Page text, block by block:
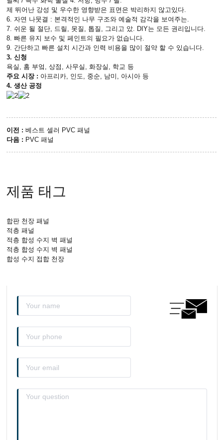
제 뛰어난 강성 및 우수한 영향받은 표면은 박리하지 않고있다.
6. 자연 나뭇결 : 본격적인 나무 구조와 예술적 감각을 보여주는.
7. 쉬운 될 절단, 드릴, 못질, 톱질, 그리고 았. DIY는 모든 권리입니다.
8. 빠른 유지 보수 및 페인트의 필요가 없습니다.
9. 간단하고 빠른 설치 시간과 인력 비용을 많이 절약 할 수 있습니다.
3. 신청
욕실, 홈 부엌, 상점, 사무실, 화장실, 학교 등
주요 시장 : 아프리카, 인도, 중순, 남미, 아시아 등
4. 생산 공정
이전 :베스트 셀러 PVC 패널
다음 : PVC 패널
제품 태그
합판 천장 패널
적층 패널
적층 합성 수지 벽 패널
적층 합성 수지 벽 패널
합성 수지 접합 천장